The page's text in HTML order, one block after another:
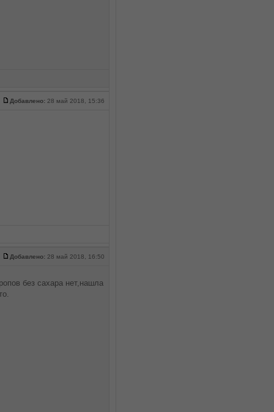
Добавлено:28 май 2018, 15:36
Добавлено: 28 май 2018, 16:50
без сахара нет,нашла